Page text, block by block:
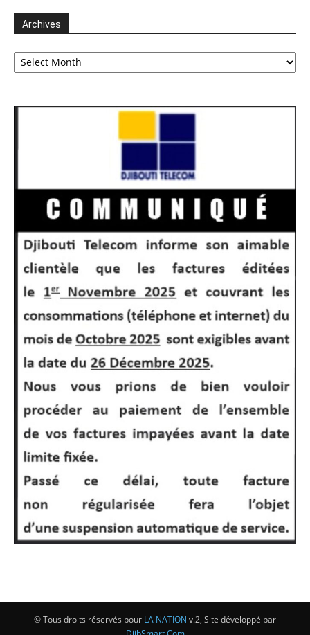
Archives
Archives
© Tous droits réservés pour LA NATION v.2, Site développé par